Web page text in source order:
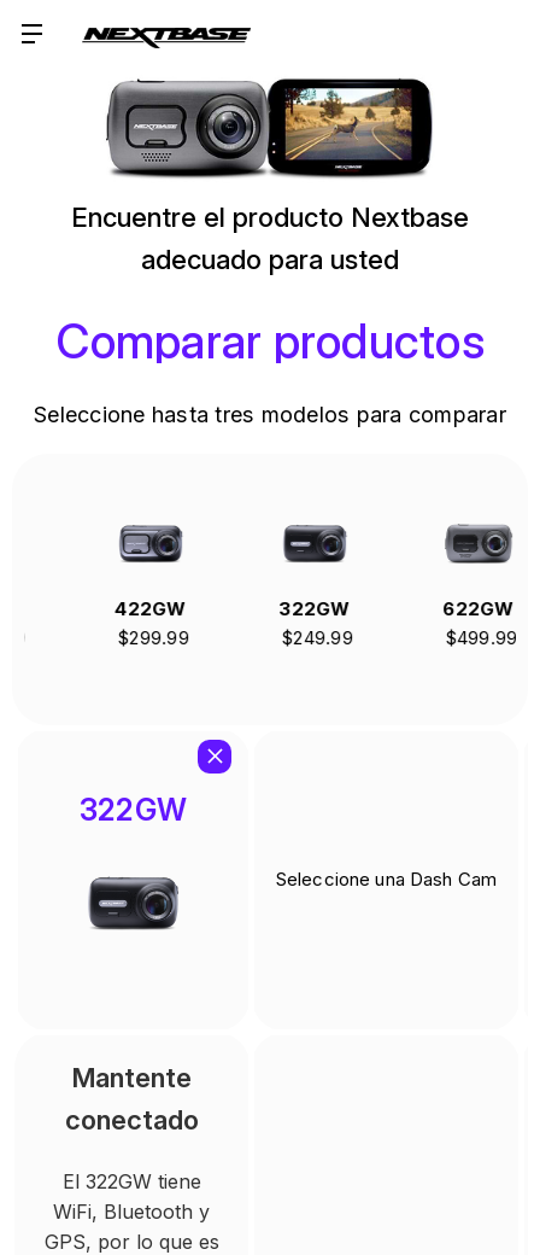
Encuentre el producto Nextbase
adecuado para usted
Comparar productos
Seleccione hasta tres modelos para comparar
422GW
$299.99
322GW
$249.99
622GW
$499.99
322GW
Seleccione una Dash Cam
Mantente
conectado
El 322GW tiene
WiFi, Bluetooth y
GPS, por lo que es